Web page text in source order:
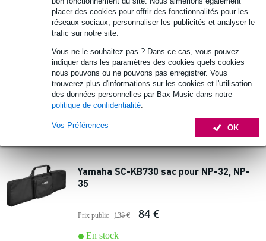
placer des cookies pour offrir des fonctionnalités pour les
réseaux sociaux, personnaliser les publicités et analyser le
trafic sur notre site.
Vous ne le souhaitez pas ? Dans ce cas, vous pouvez
indiquer dans les paramètres des cookies quels cookies
nous pouvons ou ne pouvons pas enregistrer. Vous
trouverez plus d'informations sur les cookies et l'utilisation
des données personnelles par Bax Music dans notre
politique de confidentialité.
OK
Vos Préférences
1 avis
Roland CB-B37 sac pour GAIA-2, Jupiter-
Xm 680 x 340 x 95 mm
Prix public 158 € 86 €
En stock
Yamaha SC-KB730 sac pour NP-32, NP-
35
Prix public 138 € 84 €
En stock